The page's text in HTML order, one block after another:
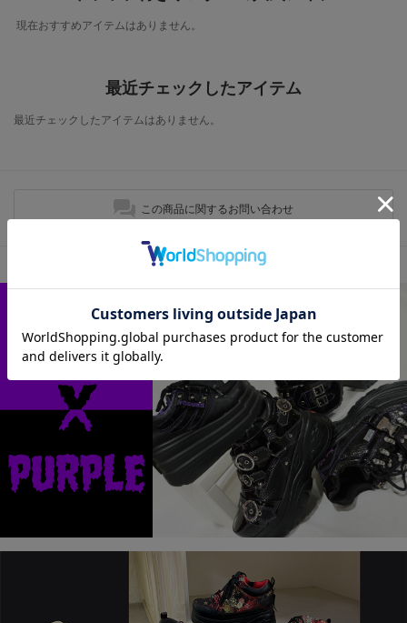
現在おすすめアイテムはありません。
最近チェックしたアイテム
最近チェックしたアイテムはありません。
この商品に関するお問い合わせ